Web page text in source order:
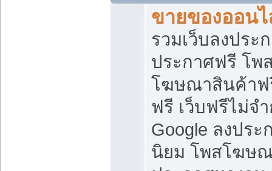
ขายของออน
รวมเว็บลงประ
ประกาศฟรี โพ
โฆษณาสินค้าฟ
ฟรี เว็บฟรีไม่จ
Google ลงปร
นิยม โพสโฆษ